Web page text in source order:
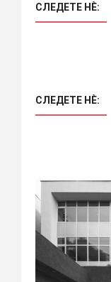
СЛЕДЕТЕ НÈ:
СЛЕДЕТЕ НÈ: